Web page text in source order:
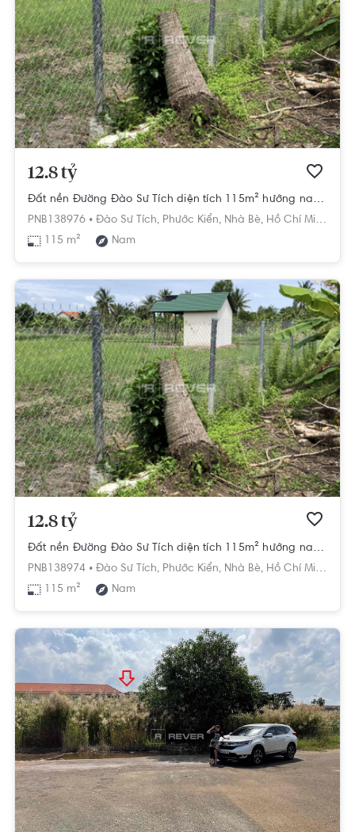
12.8 tỷ
Đất nền Đường Đào Sư Tích diện tích 115m² hướng nam pháp lý sổ hồng
PNB138976 • Đào Sư Tích, Phước Kiển, Nhà Bè, Hồ Chí Minh
115 m²
Nam
12.8 tỷ
Đất nền Đường Đào Sư Tích diện tích 115m² hướng nam pháp lý sổ hồng
PNB138974 • Đào Sư Tích, Phước Kiển, Nhà Bè, Hồ Chí Minh
115 m²
Nam